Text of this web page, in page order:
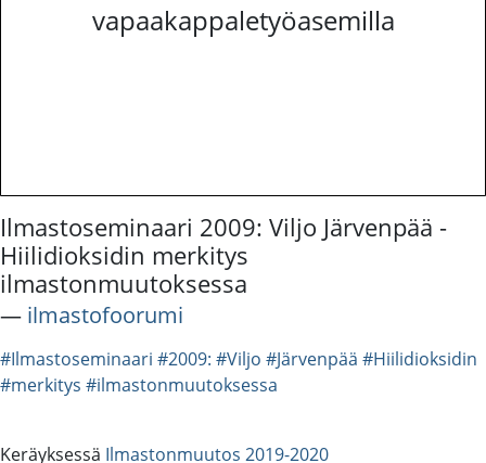
vapaakappaletyöasemilla
Ilmastoseminaari 2009: Viljo Järvenpää -
Hiilidioksidin merkitys
ilmastonmuutoksessa
― ilmastofoorumi
#Ilmastoseminaari #2009: #Viljo #Järvenpää #Hiilidioksidin
#merkitys #ilmastonmuutoksessa
Keräyksessä Ilmastonmuutos 2019-2020